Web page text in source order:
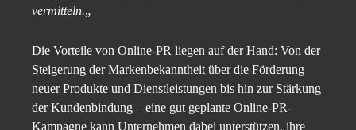
vermitteln.„
Die Vorteile von Online-PR liegen auf der Hand: Von der
Steigerung der Markenbekanntheit über die Förderung
neuer Produkte und Dienstleistungen bis hin zur Stärkung
der Kundenbindung – eine gut geplante Online-PR-
Kampagne kann Unternehmen dabei unterstützen, ihre